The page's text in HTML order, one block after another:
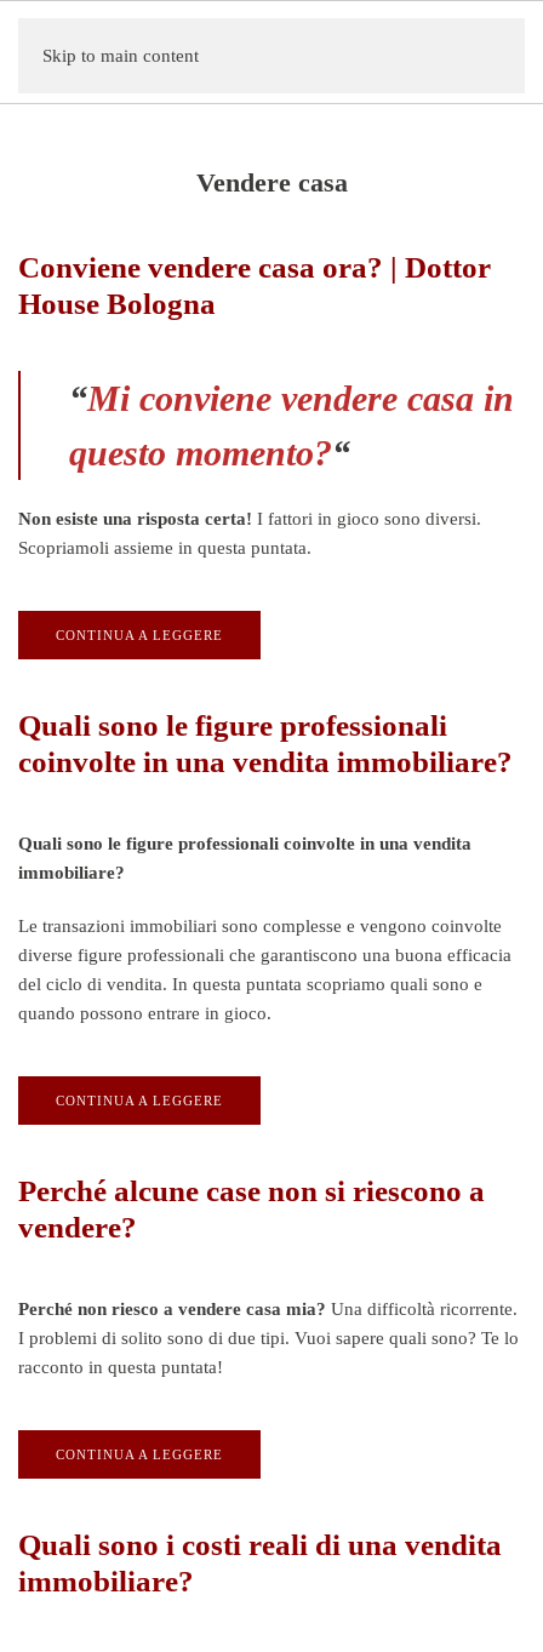
Skip to main content
Vendere casa
Conviene vendere casa ora? | Dottor
House Bologna
“Mi conviene vendere casa in
questo momento?“
Non esiste una risposta certa! I fattori in gioco sono diversi.
Scopriamoli assieme in questa puntata.
CONTINUA A LEGGERE
Quali sono le figure professionali
coinvolte in una vendita immobiliare?
Quali sono le figure professionali coinvolte in una vendita
immobiliare?
Le transazioni immobiliari sono complesse e vengono coinvolte
diverse figure professionali che garantiscono una buona efficacia
del ciclo di vendita. In questa puntata scopriamo quali sono e
quando possono entrare in gioco.
CONTINUA A LEGGERE
Perché alcune case non si riescono a
vendere?
Perché non riesco a vendere casa mia? Una difficoltà ricorrente.
I problemi di solito sono di due tipi. Vuoi sapere quali sono? Te lo
racconto in questa puntata!
CONTINUA A LEGGERE
Quali sono i costi reali di una vendita
immobiliare?